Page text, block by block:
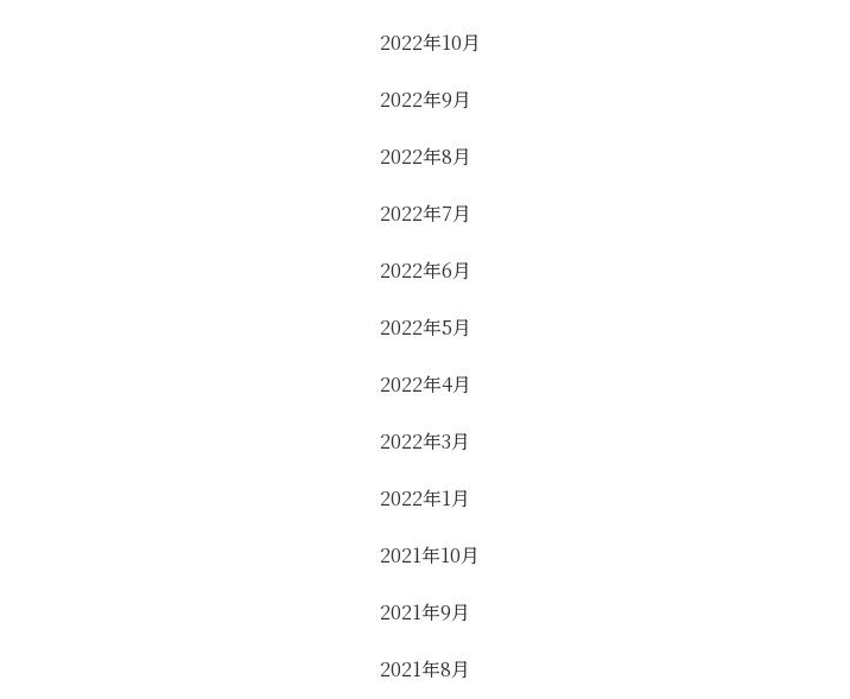
2022年10月
2022年9月
2022年8月
2022年7月
2022年6月
2022年5月
2022年4月
2022年3月
2022年1月
2021年10月
2021年9月
2021年8月